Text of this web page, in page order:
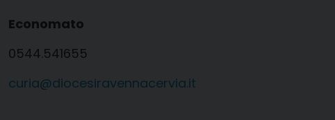
Economato
0544.541655
curia@diocesiravennacervia.it